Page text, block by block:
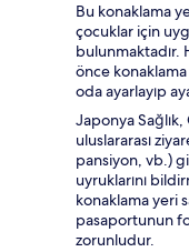
Bu konaklama
çocuklar için
bulunmaktadır.
önce
oda ayarlayıp
Japonya Sağlık,
uluslararası
pansiyon, vb.)
uyruklarını
konaklama yeri
pasaportunun
zorunludur.